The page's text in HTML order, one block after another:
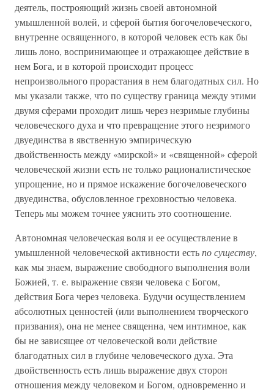
деятель, построяющий жизнь своей автономной
умышленной волей, и сферой бытия богочеловеческого,
внутренне освященного, в которой человек есть как бы
лишь лоно, воспринимающее и отражающее действие в
нем Бога, и в которой происходит процесс
непроизвольного прорастания в нем благодатных сил. Но
мы указали также, что по существу граница между этими
двумя сферами проходит лишь через незримые глубины
человеческого духа и что превращение этого незримого
двуединства в явственную эмпирическую
двойственность между «мирской» и «священной» сферой
человеческой жизни есть не только рационалистическое
упрощение, но и прямое искажение богочеловеческого
двуединства, обусловленное греховностью человека.
Теперь мы можем точнее уяснить это соотношение.
Автономная человеческая воля и ее осуществление в
умышленной человеческой активности естьпо существу,
как мы знаем, выражение свободного выполнения воли
Божией, т. е. выражение связи человека с Богом,
действия Бога через человека. Будучи осуществлением
абсолютных ценностей (или выполнением творческого
призвания), она не менее священна, чем интимное, как
бы не зависящее от человеческой воли действие
благодатных сил в глубине человеческого духа. Эта
двойственность есть лишь выражение двух сторон
отношения между человеком и Богом, одновременно и